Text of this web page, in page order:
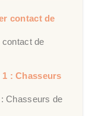
contact de
de
: Chasseurs
Chasseurs de